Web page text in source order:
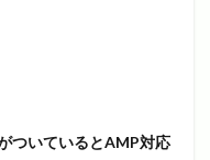
ついているとAMP対応